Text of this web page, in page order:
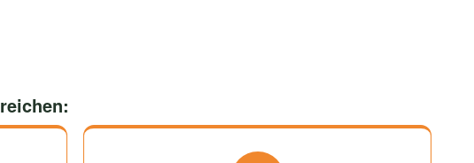
and pricing. I
Amp (Duchess).
again anytime!